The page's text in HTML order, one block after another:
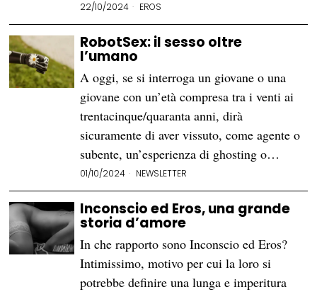
22/10/2024 EROS
RobotSex: il sesso oltre
l’umano
A oggi, se si interroga un giovane o una
giovane con un’età compresa tra i venti ai
trentacinque/quaranta anni, dirà
sicuramente di aver vissuto, come agente o
subente, un’esperienza di ghosting o…
01/10/2024 NEWSLETTER
Inconscio ed Eros, una grande
storia d’amore
In che rapporto sono Inconscio ed Eros?
Intimissimo, motivo per cui la loro si
potrebbe definire una lunga e imperitura